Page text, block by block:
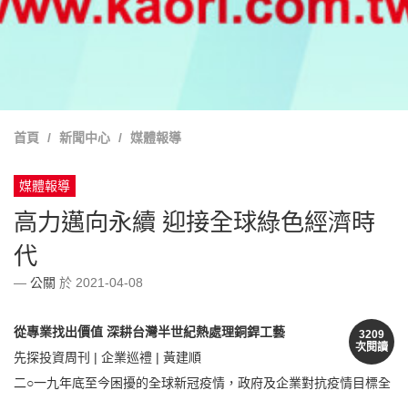
首頁 新聞中心 媒體報導
媒體報導
高力邁向永續 迎接全球綠色經濟時
代
公關 於 2021-04-08
3209
次閱讀
從專業找出價值 深耕台灣半世紀熱處理銅銲工藝
先探投資周刊 | 企業巡禮 | 黃建順
二○一九年底至今困擾的全球新冠疫情，政府及企業對抗疫情目標全